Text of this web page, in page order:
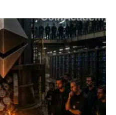
les récompenses des